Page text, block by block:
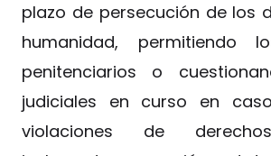
plazo de persecución de los
humanidad, permitiendo
penitenciarios o
judiciales en curso en
violaciones de